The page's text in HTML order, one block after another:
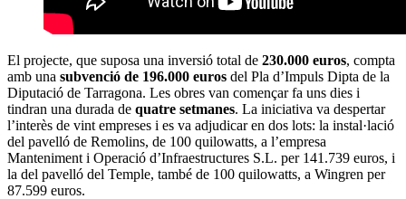
El projecte, que suposa una inversió total de 230.000 euros, compta
amb una subvenció de 196.000 euros del Pla d’Impuls Dipta de la
Diputació de Tarragona. Les obres van començar fa uns dies i
tindran una durada de quatre setmanes. La iniciativa va despertar
l’interès de vint empreses i es va adjudicar en dos lots: la instal·lació
del pavelló de Remolins, de 100 quilowatts, a l’empresa
Manteniment i Operació d’Infraestructures S.L. per 141.739 euros, i
la del pavelló del Temple, també de 100 quilowatts, a Wingren per
87.599 euros.